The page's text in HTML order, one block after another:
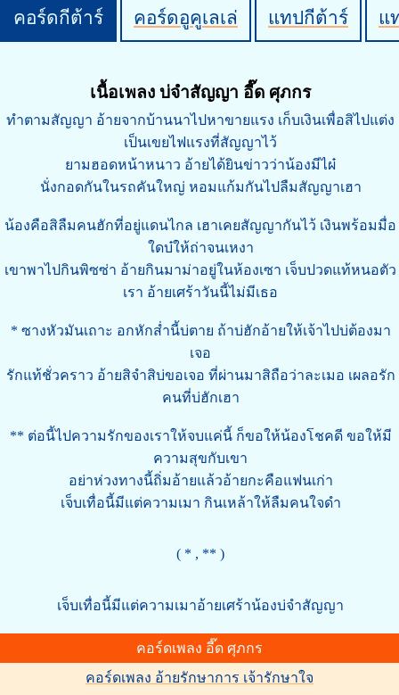
คอร์ดกีต้าร์ คอร์ดอูคูเลเล่ แทปกีต้าร์ แ
เนื้อเพลง บ่จำสัญญา อี๊ด ศุภกร
ทำตามสัญญา อ้ายจากบ้านนาไปหาขายแรง เก็บเงินเพื่อสิไปแต่ง
เป็นเขยไฟแรงที่สัญญาไว้
ยามฮอดหน้าหนาว อ้ายได้ยินข่าวว่าน้องมีไผ๋
นั่งกอดกันในรถคันใหญ่ หอมแก้มกันไปลืมสัญญาเฮา
น้องคือสิลืมคนฮักที่อยู่แดนไกล เฮาเคยสัญญากันไว้ เงินพร้อมมื่อ
ใดบ๋ให้ถ่าจนเหงา
เขาพาไปกินพิซซ่า อ้ายกินมาม่าอยู่ในห้องเซา เจ็บปวดแท้หนอตัว
เรา อ้ายเศร้าวันนี้ไม่มีเธอ
* ซางหัวมันเถาะ อกหักส่ำนี้บ่ตาย ถ้าบ่ฮักอ้ายให้เจ้าไปบ่ต้องมา
เจอ
รักแท้ชั่วคราว อ้ายสิจำสิบ่ขอเจอ ที่ผ่านมาสิถือว่าละเมอ เผลอรัก
คนที่บ่ฮักเฮา
** ต่อนี้ไปความรักของเราให้จบแค่นี้ ก็ขอให้น้องโชคดี ขอให้มี
ความสุขกับเขา
อย่าห่วงทางนี้ถิ่มอ้ายแล้วอ้ายกะคือแฟนเก่า
เจ็บเทื่อนี้มีแต่ความเมา กินเหล้าให้ลืมคนใจดำ
( * , ** )
เจ็บเทื่อนี้มีแต่ความเมาอ้ายเศร้าน้องบ่จำสัญญา
คอร์ดเพลง อี๊ด ศุภกร
คอร์ดเพลง อ้ายรักษาการ เจ้ารักษาใจ